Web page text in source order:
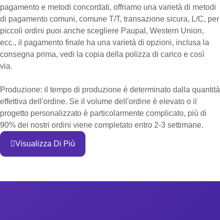
pagamento e metodi concordati, offriamo una varietà di metodi
di pagamento comuni, comune T/T, transazione sicura, L/C, per
piccoli ordini puoi anche scegliere Paupal, Western Union,
ecc., il pagamento finale ha una varietà di opzioni, inclusa la
consegna prima, vedi la copia della polizza di carico e così
via.
Produzione: il tempo di produzione è determinato dalla quantità
effettiva dell'ordine. Se il volume dell'ordine è elevato o il
progetto personalizzato è particolarmente complicato, più di
90% dei nostri ordini viene completato entro 2-3 settimane.
Visualizza Di Più